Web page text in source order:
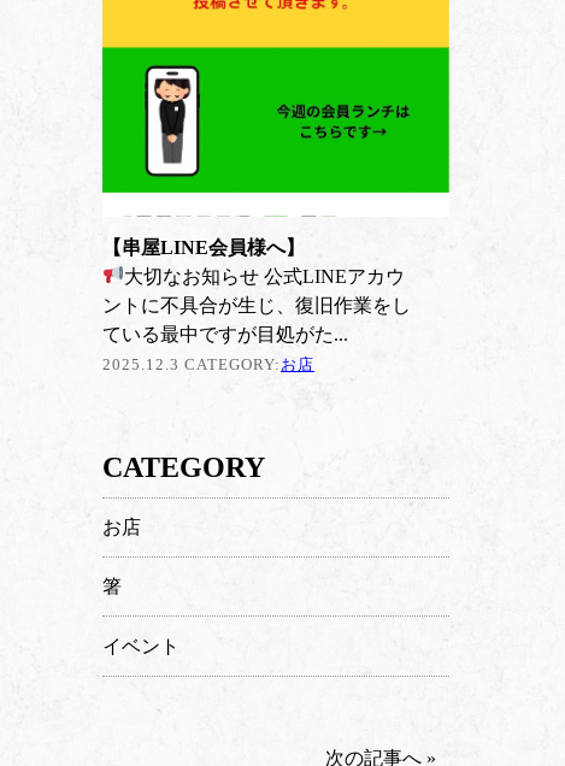
【串屋LINE会員様へ】
大切なお知らせ 公式LINEアカウ
ントに不具合が生じ、復旧作業をし
ている最中ですが目処がた...
2025.12.3 CATEGORY: お店
CATEGORY
お店
箸
イベント
次の記事へ »